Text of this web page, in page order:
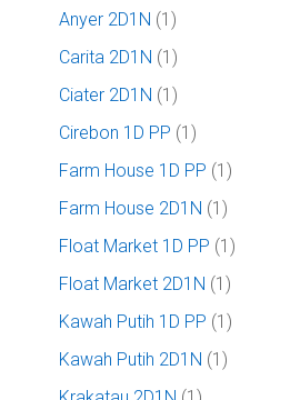
Anyer 2D1N (1)
Carita 2D1N (1)
Ciater 2D1N (1)
Cirebon 1D PP (1)
Farm House 1D PP (1)
Farm House 2D1N (1)
Float Market 1D PP (1)
Float Market 2D1N (1)
Kawah Putih 1D PP (1)
Kawah Putih 2D1N (1)